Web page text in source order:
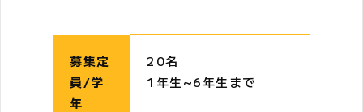
募集定
員/学
年
20名
1年生~6年生まで